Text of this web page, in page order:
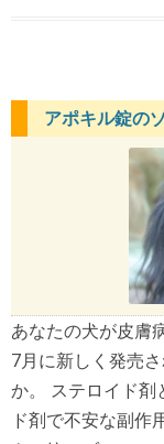
アポキル錠の
あなたの犬が皮膚
7月に新しく発売
か。 ステロイド剤
ド剤で不安な副作